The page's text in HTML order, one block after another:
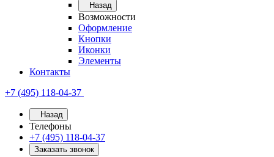
Назад
Возможности
Оформление
Кнопки
Иконки
Элементы
Контакты
+7 (495) 118-04-37
Назад
Телефоны
+7 (495) 118-04-37
Заказать звонок